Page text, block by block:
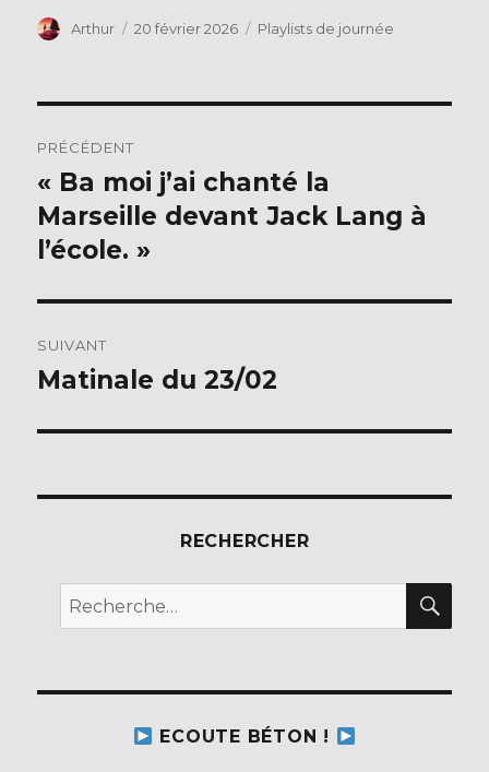
o
Auteur
Arthur
Publié
20 février 2026 Catégories
Playlists de journée
de
l’article
PRÉCÉDENT
Publication
précédente :
« Ba moi j’ai chanté la
Marseille devant Jack Lang à
l’école. »
SUIVANT
Publication
Matinale du 23/02
RECHERCHER
Recherche
pour :
ECOUTE BÉTON !